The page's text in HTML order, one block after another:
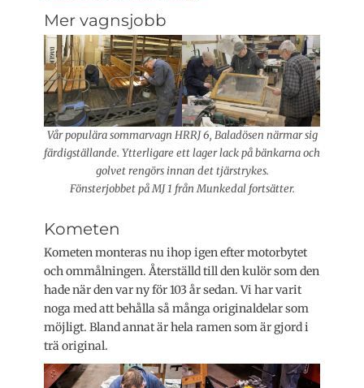
Mer vagnsjobb
Vår populära sommarvagn HRRJ 6, Baladösen närmar sig
färdigställande. Ytterligare ett lager lack på bänkarna och
golvet rengörs innan det tjärstrykes.
Fönsterjobbet på MJ 1 från Munkedal fortsätter.
Kometen
Kometen monteras nu ihop igen efter motorbytet
och ommålningen. Återställd till den kulör som den
hade när den var ny för 103 år sedan. Vi har varit
noga med att behålla så många originaldelar som
möjligt. Bland annat är hela ramen som är gjord i
trä original.